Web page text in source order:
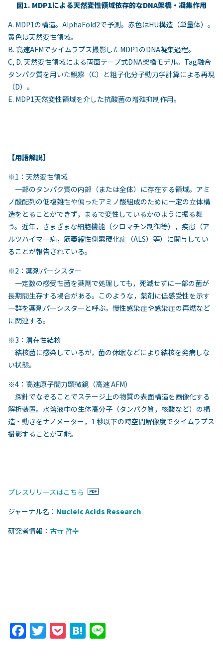
図1. MDP1による天然変性領域依存的なDNA架橋・凝集作用
A. MDP1の構造。 AlphaFold2で予測。赤色はHU構造（単量体）。
黄色は天然変性領域。
B. 高速AFMでタイムラプス撮影したMDP1のDNA凝集過程。
C, D. 天然変性領域による両面テープ式DNA架橋モデル。 Tag融合
タンパク質を用いた観察（C）と粗子化分子動力学計算による再現
（D）。
E. MDP1天然変性領域を介した抗酸菌の増殖抑制作用。
【用語解説】
※1：天然変性領域
⼀部のタンパク質の内部（または全体）に存在する領域。アミ
ノ酸配列の低複雑性や偏ったアミノ酸組成のために⼀定の⽴体構
造をとることができず，まるで変性しているかのように振る舞
う。近年，さまざまな細胞機能（クロマチン制御等），疾患（ア
ルツハイマー病，筋萎縮性側索硬化症（ALS）等）に関与してい
ることが報告されている。
※2：薬剤パーシスター
⼀定数の感受性菌を薬剤で処理しても，死滅せずに⼀部の菌が
⻑期間⽣存する場合がある。このような，薬剤に低感受性を⽰す
⼀群を薬剤パーシスターと呼ぶ。慢性感染症や感染症の再燃など
に関連する。
※3：潜在性結核
結核菌に感染しているが，菌の休眠などにより結核を発病しな
い状態。
※4：⾼速原⼦間⼒顕微鏡（⾼速 AFM）
探針でなぞることでステージ上の物質の表⾯構造を画像化する
解析装置。⽔溶液中の⽣体⾼分⼦（タンパク質，核酸など）の構
造・動きをナノメーター，1 秒以下の時空間解像度でタイムラプス
撮影することが可能。
プレスリリースはこちら
ジャーナル名： Nucleic Acids Research
研究者情報： 古寺 哲幸
F
a
T
w
P
o
H
at